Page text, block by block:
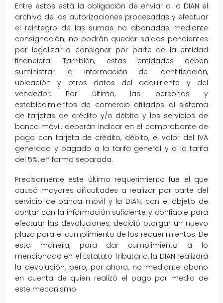
Entre estos está la obligación de enviar a la DIAN el
archivo de las autorizaciones procesadas y efectuar
el reintegro de las sumas no abonadas mediante
consignación; no podrán quedar saldos pendientes
por legalizar o consignar por parte de la entidad
financiera. También, estas entidades deben
suministrar la información de identificación,
ubicación y otros datos del adquiriente y del
vendedor. Por último, las personas y
establecimientos de comercio afiliados al sistema
de tarjetas de crédito y/o débito y los servicios de
banca móvil, deberán indicar en el comprobante de
pago con tarjeta de crédito, débito, el valor del IVA
generado y pagado a la tarifa general y a la tarifa
del 5%, en forma separada.
Precisamente este último requerimiento fue el que
causó mayores dificultades a realizar por parte del
servicio de banca móvil y la DIAN, con el objeto de
contar con la información suficiente y confiable para
efectuar las devoluciones, decidió otorgar un nuevo
plazo para el cumplimiento de los requerimientos. De
esta manera, para dar cumplimiento a lo
mencionado en el Estatuto Tributario, la DIAN realizará
la devolución, pero, por ahora, no mediante abono
en cuenta de quien realizó el pago por medio de
este mecanismo.